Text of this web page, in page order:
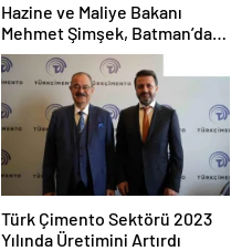
Hazine ve Maliye Bakanı
Mehmet Şimşek, Batman’da
medikal malzeme üretimi
yapacak bir fabrikanın
açılışını gerçekleştirdi
Türk Çimento Sektörü 2023
Yılında Üretimini Artırdı